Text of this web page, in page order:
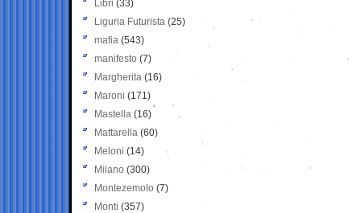
Libri (33)
Liguria Futurista (25)
mafia (543)
manifesto (7)
Margherita (16)
Maroni (171)
Mastella (16)
Mattarella (60)
Meloni (14)
Milano (300)
Montezemolo (7)
Monti (357)